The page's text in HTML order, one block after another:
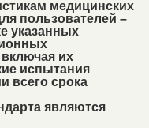
медицинских
пользователей –
указанных
включая их
испытания
всего срока
являются